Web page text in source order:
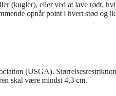
(kugler), eller ved at lave rødt,
opnår point i hvert stød og
(USGA).
skal være mindst 4,3 cm.